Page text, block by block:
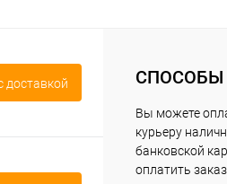
доставкой
Вы можете
курьеру
банковской
оплатить